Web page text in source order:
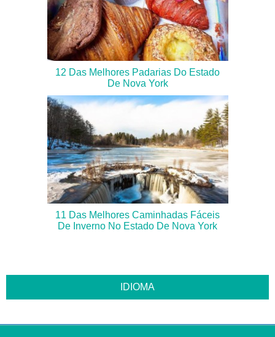
12 Das Melhores Padarias Do Estado
De Nova York
11 Das Melhores Caminhadas Fáceis
De Inverno No Estado De Nova York